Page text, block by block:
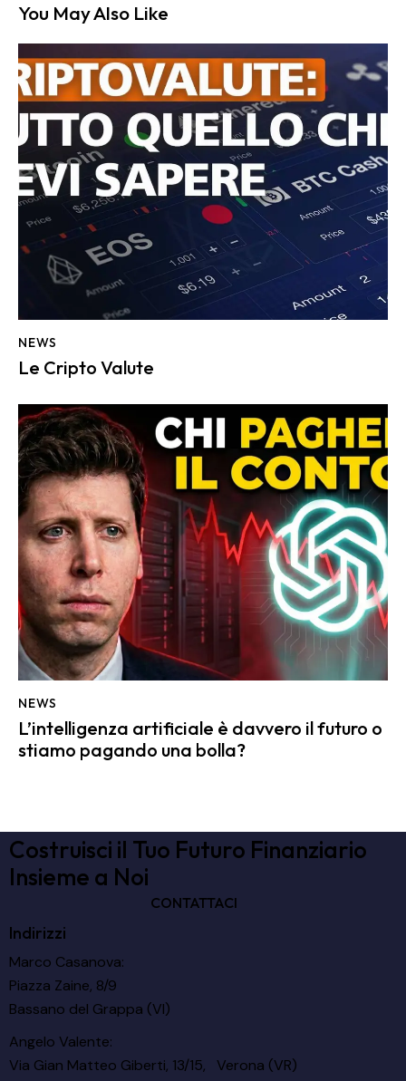
You May Also Like
NEWS
Le Cripto Valute
NEWS
L’intelligenza artificiale è davvero il futuro o
stiamo pagando una bolla?
Costruisci il Tuo Futuro Finanziario
Insieme a Noi
CONTATTACI
Indirizzi
Marco Casanova:
Piazza Zaine, 8/9
Bassano del Grappa (VI)
Angelo Valente:
Via Gian Matteo Giberti, 13/15, Verona (VR)